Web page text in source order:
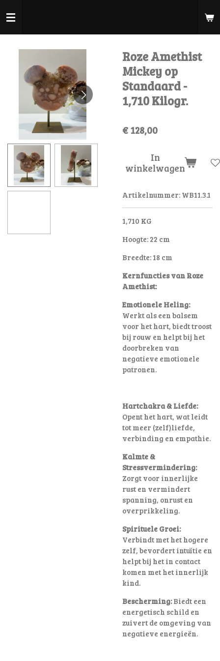
direct
Roze Amethist
Mickey op
Standaard -
1,710 Kilogr.
€ 128,00
In
winkelwagen
Artikelnummer: WB11.3.1
1,710 KG
Hoogte: 22 cm
Breedte: 18 cm
Kernfuncties van Roze
Amethist:
Emotionele Heling:
Werkt als een balsem
voor het hart, biedt troost
bij rouw en helpt bij het
doorbreken van
negatieve emotionele
patronen.
Hartchakra & Liefde:
Opent het hart, wat leidt
tot meer (zelf)liefde,
verbinding en empathie.
Kalmte &
Stressvermindering:
Zorgt voor innerlijke
rust en vermindert
spanning, onrust en
overprikkeling.
Spirituele Groei:
Verbindt met het hogere
zelf, bevordert intuïtie en
helpt bij het in contact
komen met het innerlijk
kind.
Bescherming:Biedt een
energetisch schild en
zuivert de omgeving van
negatieve energieën.